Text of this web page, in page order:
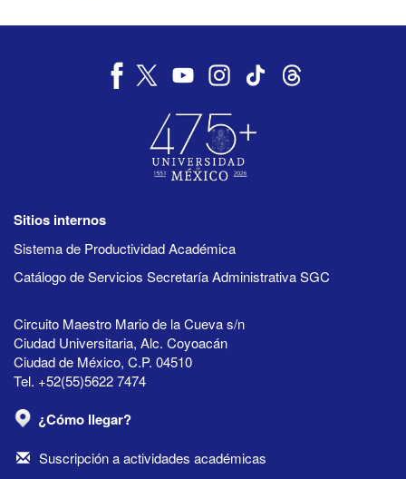
Sitios internos
Sistema de Productividad Académica
Catálogo de Servicios Secretaría Administrativa SGC
Circuito Maestro Mario de la Cueva s/n
Ciudad Universitaria, Alc. Coyoacán
Ciudad de México, C.P. 04510
Tel. +52(55)5622 7474
¿Cómo llegar?
Suscripción a actividades académicas